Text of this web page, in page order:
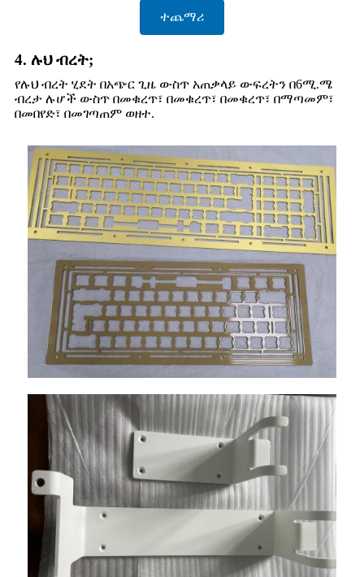
ተጨማሪ
4. ሉህ ብረት;
የሉህ ብረት ሂደት በአጭር ጊዜ ውስጥ አጠቃላይ ውፍረትን በ6ሚ.ሜ
ብረታ ሉሆች ውስጥ በመቁረጥ፣ በመቁረጥ፣ በመቁረጥ፣ በማጣመም፣
በመበየድ፣ በመገጣጠም ወዘተ.